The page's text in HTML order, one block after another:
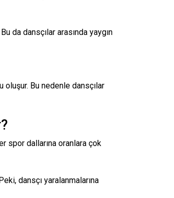
da dansçılar arasında yaygın
oluşur. Bu nedenle dansçılar
spor dallarına oranlara çok
dansçı yaralanmalarına